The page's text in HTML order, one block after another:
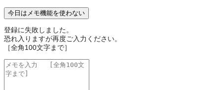
今日はメモ機能を使わない
登録に失敗しました。
恐れ入りますが再度ご入力ください。
［全角100文字まで］